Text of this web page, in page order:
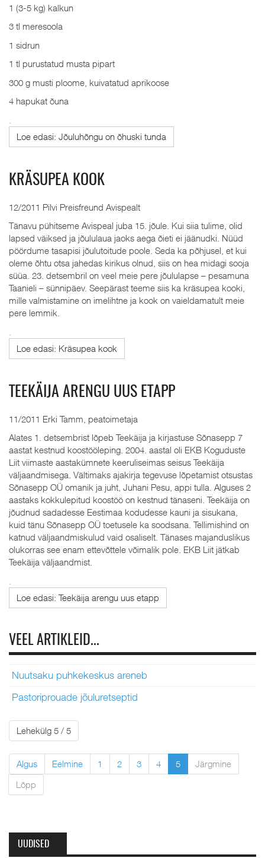
1 (3-5 kg) kalkun
3 tl meresoola
1 sidrun
1 tl purustatud musta pipart
300 g musti ploome, kuivatatud aprikoose
4 hapukat õuna
Loe edasi: Jõuluhõngu on õhuski tunda
KRÄSUPEA KOOK
12/2011 Pilvi Preisfreund Avispealt
Tänavu pühitseme Avispeal juba 15. jõule. Kui siia tulime, olid
lapsed väiksed ja jõululaua jaoks aega õieti ei jäänudki. Nüüd
pöördume tasapisi jõulutoitude poole. Seda ka põhjusel, et kui
oleme õhtu otsa jahedas kirikus olnud, siis on hea midagi sooja
süüa. 23. detsembril on veel meie pere jõululapse – pesamuna
Taanieli – sünnipäev. Seepärast teeme siis ka kräsupea kooki,
mille valmistamine on imelihtne ja kook on vaieldamatult meie
pere lemmik.
Loe edasi: Kräsupea kook
TEEKÄIJA ARENGU UUS ETAPP
11/2011 Erki Tamm, peatoimetaja
Alates 1. detsembrist lõpeb Teekäija ja kirjastuse Sõnasepp 7
aastat kestnud koostööleping. 2004. aastal oli EKB Koguduste
Liit viimaste aastakümnete keeruliseimas seisus Teekäija
väljaandmisega. Vältimaks ajakirja tegevuse lõpetamist otsustas
Sõnasepp OÜ omanik ja juht, Juhani Pesu, appi tulla. Alguses 2
aastaks kokkulepitud koostöö on kestnud tänaseni. Teekäija on
jõudnud sadadesse Eestimaa kodudesse kauni ja sisukana,
kuid tänu Sõnasepp OÜ toetusele ka soodsana. Tellimishind on
katnud väljaandmiskulud vaid osaliselt. Tänases majanduslikus
olukorras see enam ettevõttele võimalik pole. EKB Liit jätkab
Teekäija väljaandmist.
Loe edasi: Teekäija arengu uus etapp
VEEL ARTIKLEID...
Nuutsaku puhkekeskus areneb
Pastoriprouade jõuluretseptid
Lehekülg 5 / 5
Algus Eelmine 1 2 3 4 5
Järgmine
Lõpp
UUDISED